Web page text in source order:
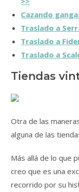
Cazando
Traslado a
Traslado a
Traslado a
Tiendas
Otra de las
alguna de las
Más allá de lo que
creo que es una
recorrido por su